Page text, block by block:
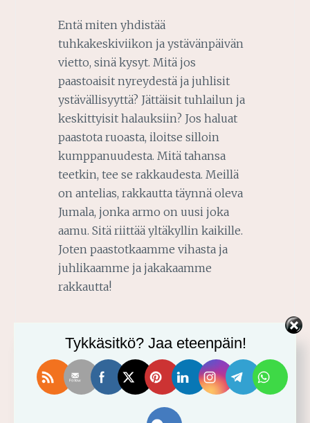
Entä miten yhdistää
tuhkakeskiviikon ja ystävänpäivän
vietto, sinä kysyt. Mitä jos
paastoaisit nyreydestä ja juhlisit
ystävällisyyttä? Jättäisit tuhlailun ja
keskittyisit halauksiin? Jos haluat
paastota ruoasta, iloitse silloin
kumppanuudesta. Mitä tahansa
teetkin, tee se rakkaudesta. Meillä
on antelias, rakkautta täynnä oleva
Jumala, jonka armo on uusi joka
aamu. Sitä riittää yltäkyllin kaikille.
Joten paastotkaamme vihasta ja
juhlikaamme ja jakakaamme
rakkautta!
Rakas Jumala,
Kiitos, että sinulla on vastaukset
valmiina
ennen kuin osaamme edes
Tykkäsitkö? Jaa eteenpäin!